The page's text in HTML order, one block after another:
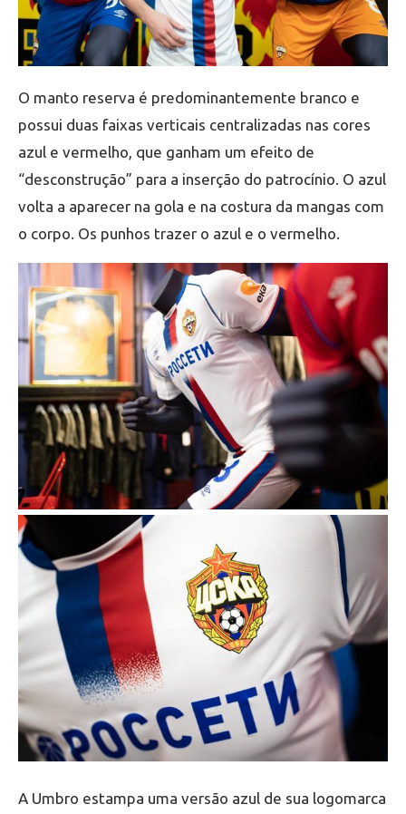
O manto reserva é predominantemente branco e
possui duas faixas verticais centralizadas nas cores
azul e vermelho, que ganham um efeito de
“desconstrução” para a inserção do patrocínio. O azul
volta a aparecer na gola e na costura da mangas com
o corpo. Os punhos trazer o azul e o vermelho.
A Umbro estampa uma versão azul de sua logomarca